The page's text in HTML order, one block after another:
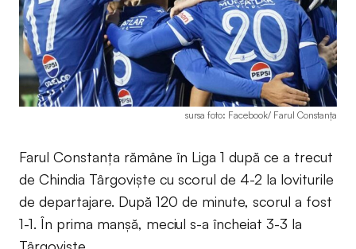
sursa foto: Facebook/ Farul Constanța
Farul Constanța rămâne în Liga 1 după ce a trecut
de Chindia Târgoviște cu scorul de 4-2 la loviturile
de departajare. După 120 de minute, scorul a fost
1-1. În prima manșă, meciul s-a încheiat 3-3 la